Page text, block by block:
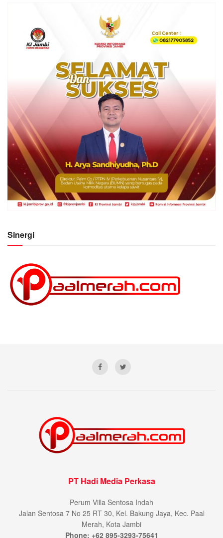
Sinergi
PT Hadi Media Perkasa
Perum Villa Sentosa Indah
Jalan Sentosa 7 No 25 RT 30, Kel. Bakung Jaya, Kec. Paal
Merah, Kota Jambi
Phone: +62 895-3293-75641